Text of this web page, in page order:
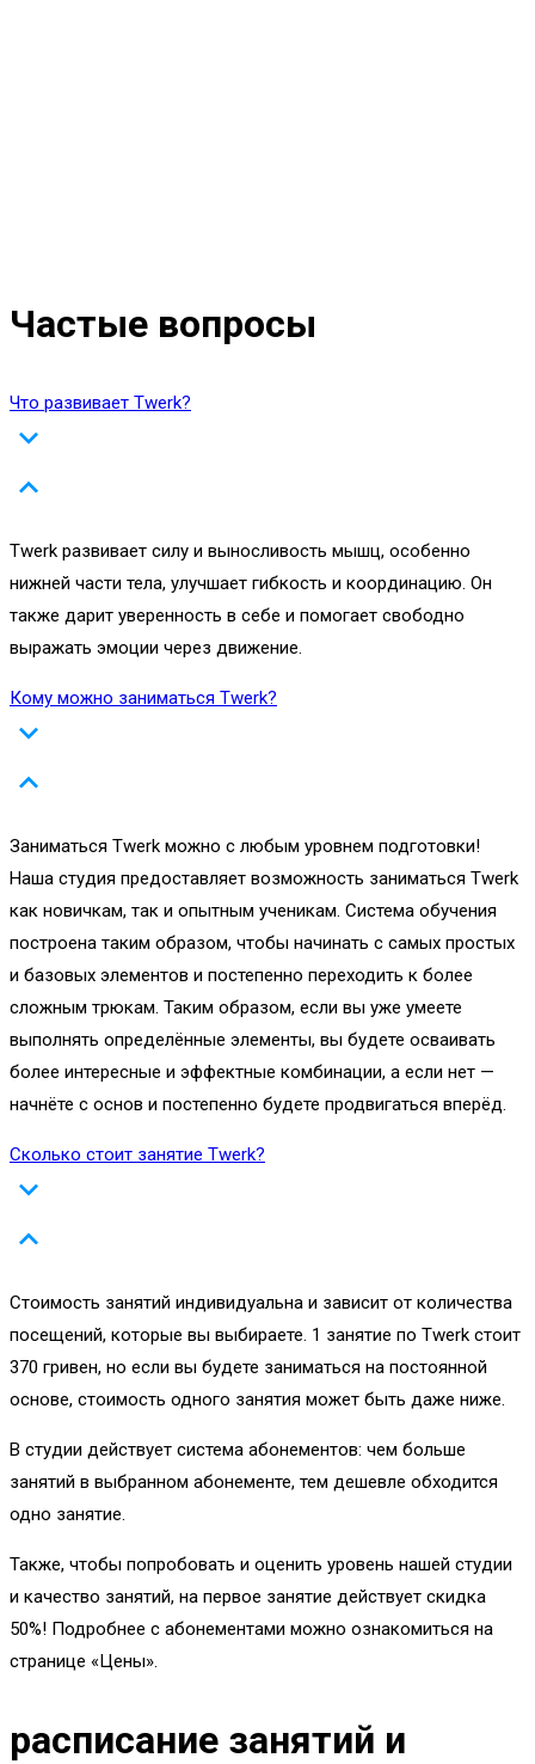
Частые вопросы
Что развивает Twerk?
Twerk развивает силу и выносливость мышц, особенно
нижней части тела, улучшает гибкость и координацию. Он
также дарит уверенность в себе и помогает свободно
выражать эмоции через движение.
Кому можно заниматься Twerk?
Заниматься Twerk можно с любым уровнем подготовки!
Наша студия предоставляет возможность заниматься Twerk
как новичкам, так и опытным ученикам. Система обучения
построена таким образом, чтобы начинать с самых простых
и базовых элементов и постепенно переходить к более
сложным трюкам. Таким образом, если вы уже умеете
выполнять определённые элементы, вы будете осваивать
более интересные и эффектные комбинации, а если нет —
начнёте с основ и постепенно будете продвигаться вперёд.
Сколько стоит занятие Twerk?
Стоимость занятий индивидуальна и зависит от количества
посещений, которые вы выбираете. 1 занятие по Twerk стоит
370 гривен, но если вы будете заниматься на постоянной
основе, стоимость одного занятия может быть даже ниже.
В студии действует система абонементов: чем больше
занятий в выбранном абонементе, тем дешевле обходится
одно занятие.
Также, чтобы попробовать и оценить уровень нашей студии
и качество занятий, на первое занятие действует скидка
50%! Подробнее с абонементами можно ознакомиться на
странице «Цены».
расписание занятий и